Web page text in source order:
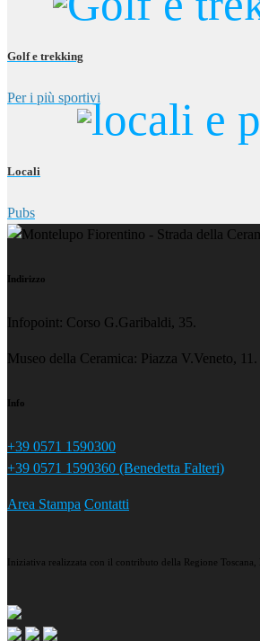
Golf e trekking
Per i più sportivi
Locali
Pubs
Indirizzo
Infopoint: Corso G.Garibaldi, 35.
Museo della Ceramica: Piazza V.Veneto, 11.
Info
+39 0571 1590300
+39 0571 1590360 (Benedetta Falteri)
Area Stampa Contatti
Iniziativa realizzata con il contributo della Regione Toscana,